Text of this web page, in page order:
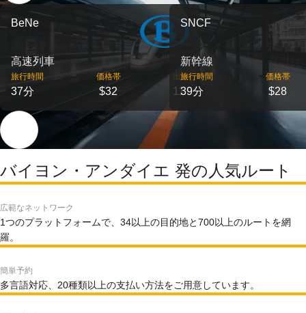
BeNe
高速列車
旅行時間
37分
価格帯
$32
出発
11
SNCF
新幹線
旅行時間
39分
価格帯
$28
バイヨン・アンダイエ 発の人気ルート
広範なネットワーク
1つのプラットフォームで、34以上の目的地と700以上のルートを網
羅。
簡単予約
多言語対応、20種類以上の支払い方法をご用意しています。